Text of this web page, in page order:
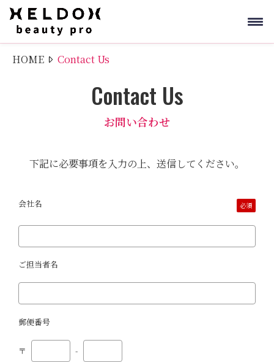
HOME Contact Us
Contact Us
お問い合わせ
下記に必要事項を入力の上、送信してください。
会社名 必須
ご担当者名
郵便番号
〒 -